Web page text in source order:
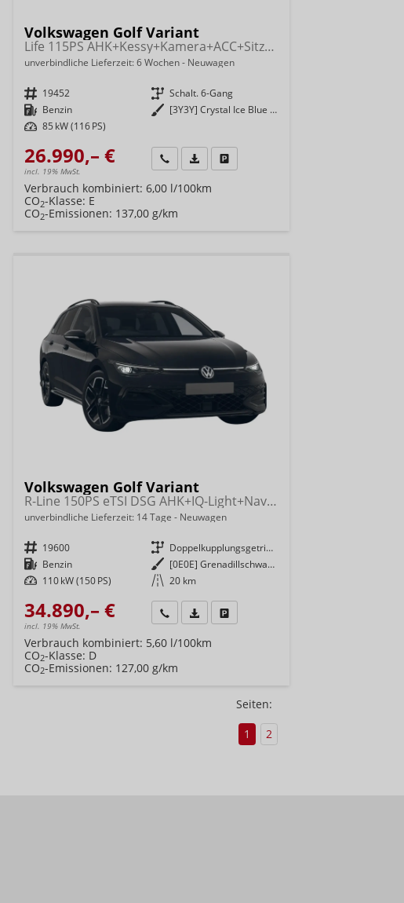
Volkswagen Golf Variant
Life 115PS AHK+Kessy+Kamera+ACC+Sitzheizung+App-Connect+Alu17+Alarm
unverbindliche Lieferzeit:6 Wochen Neuwagen
Fahrzeugnr. 19452 Getriebe Schalt. 6-Gang
Kraftstoff Benzin Außenfarbe
[3Y3Y] Crystal Ice Blue Metallic
Leistung 85 kW (116 PS)
26.990,– €
incl. 19% MwSt.
Wir rufen Sie anFahrzeugexposé (PDF)
Verbrauch kombiniert:6,00 l/100km
CO2-Klasse: E
CO2-Emissionen: 137,00 g/km
Volkswagen Golf Variant
R-Line 150PS eTSI DSG AHK+IQ-Light+Navi+Black Style+360°+Alu18+Kessy+Winter
unverbindliche Lieferzeit: 14 Tage Neuwagen
Fahrzeugnr. 19600 Getriebe
Doppelkupplungsgetriebe (DSG)
Kraftstoff Benzin Außenfarbe
[0E0E] Grenadillschwarz Metallic
Leistung 110 kW (150 PS) Kilometerstand 20 km
34.890,– €
incl. 19% MwSt.
Wir rufen Sie anFahrzeugexposé (PDF)
Verbrauch kombiniert: 5,60 l/100km
CO2-Klasse: D
CO2-Emissionen: 127,00 g/km
Seiten:
1
2